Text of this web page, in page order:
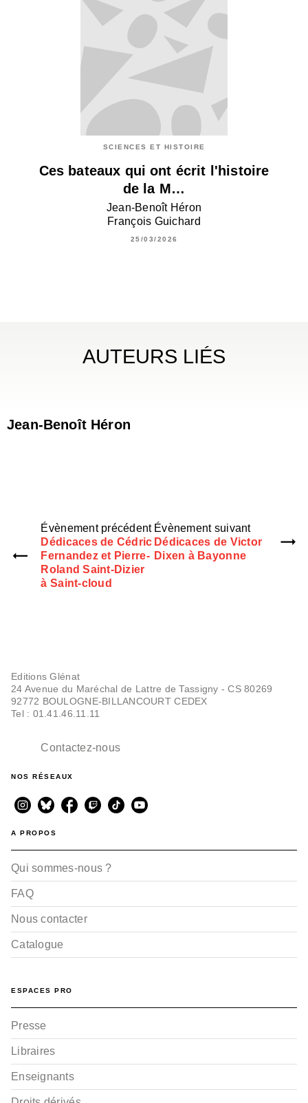
SCIENCES ET HISTOIRE
Ces bateaux qui ont écrit l'histoire
de la M…
Jean-Benoît Héron
François Guichard
25/03/2026
AUTEURS LIÉS
Jean-Benoît Héron
Évènement précédent
Dédicaces de Cédric
Fernandez et Pierre-
Roland Saint-Dizier
à Saint-cloud
Évènement suivant
Dédicaces de Victor
Dixen à Bayonne
Editions Glénat
24 Avenue du Maréchal de Lattre de Tassigny - CS 80269
92772 BOULOGNE-BILLANCOURT CEDEX
Tel : 01.41.46.11.11
Contactez-nous
NOS RÉSEAUX
A PROPOS
Qui sommes-nous ?
FAQ
Nous contacter
Catalogue
ESPACES PRO
Presse
Libraires
Enseignants